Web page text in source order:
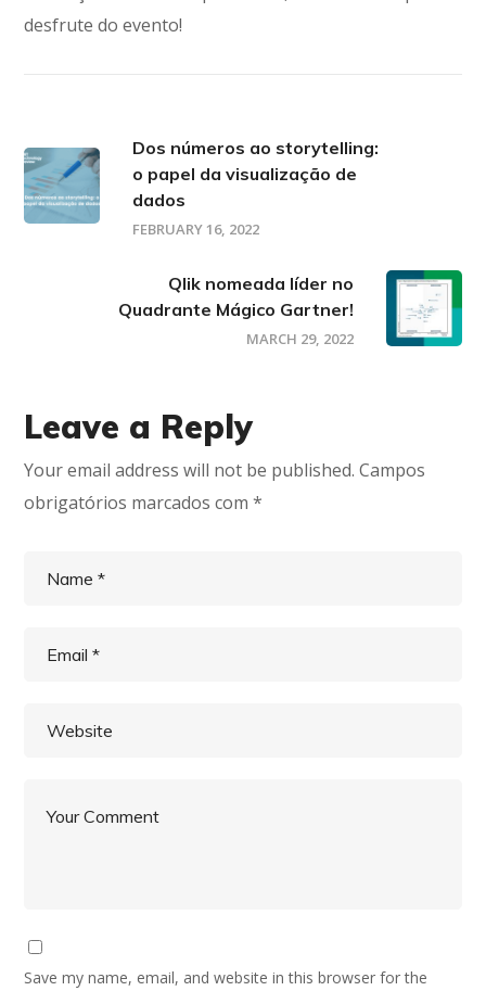
desfrute do evento!
Dos números ao storytelling:
o papel da visualização de
dados
FEBRUARY 16, 2022
Qlik nomeada líder no
Quadrante Mágico Gartner!
MARCH 29, 2022
Leave a Reply
Your email address will not be published. Campos
obrigatórios marcados com*
Save my name, email, and website in this browser for the